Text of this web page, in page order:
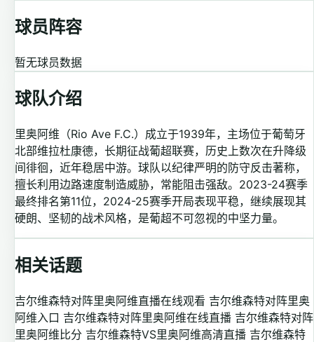
球员阵容
暂无球员数据
球队介绍
里奥阿维（Rio Ave F.C.）成立于1939年，主场位于葡萄牙
北部维拉杜康德，长期征战葡超联赛，历史上数次在升降级
间徘徊，近年稳居中游。球队以纪律严明的防守反击著称，
擅长利用边路速度制造威胁，常能阻击强敌。2023-24赛季
最终排名第11位，2024-25赛季开局表现平稳，继续展现其
硬朗、坚韧的战术风格，是葡超不可忽视的中坚力量。
相关话题
吉尔维森特对阵里奥阿维直播在线观看 吉尔维森特对阵里奥
阿维入口 吉尔维森特对阵里奥阿维在线直播 吉尔维森特对阵
里奥阿维比分 吉尔维森特VS里奥阿维高清直播 吉尔维森特